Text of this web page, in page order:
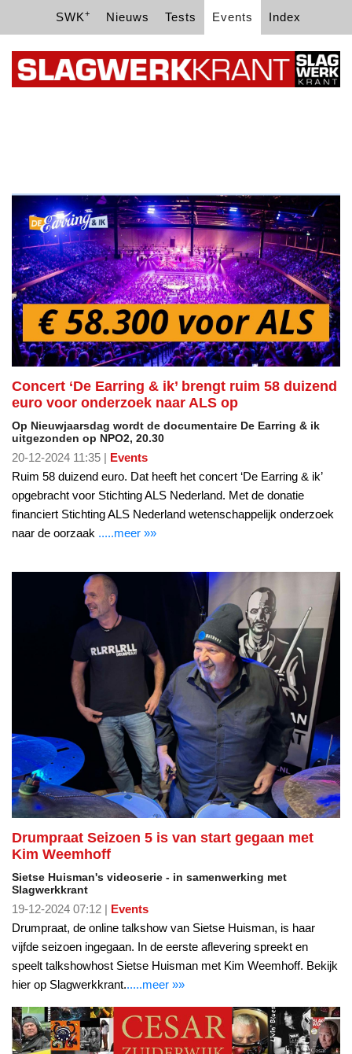
SWK+ Nieuws Tests Events Index
Concert ‘De Earring & ik’ brengt ruim 58 duizend
euro voor onderzoek naar ALS op
Op Nieuwjaarsdag wordt de documentaire De Earring & ik
uitgezonden op NPO2, 20.30
20-12-2024 11:35 | Events
Ruim 58 duizend euro. Dat heeft het concert ‘De Earring & ik’
opgebracht voor Stichting ALS Nederland. Met de donatie
financiert Stichting ALS Nederland wetenschappelijk onderzoek
naar de oorzaak .....meer »»
Drumpraat Seizoen 5 is van start gegaan met
Kim Weemhoff
Sietse Huisman's videoserie - in samenwerking met
Slagwerkkrant
19-12-2024 07:12 | Events
Drumpraat, de online talkshow van Sietse Huisman, is haar
vijfde seizoen ingegaan. In de eerste aflevering spreekt en
speelt talkshowhost Sietse Huisman met Kim Weemhoff. Bekijk
hier op Slagwerkkrant......meer »»